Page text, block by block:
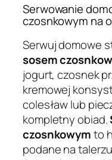
Serwowanie
czosnkowym na
Serwuj domowe
sosem
jogurt, czosnek
kremowej
colesław lub
kompletny obiad.
czosnkowymto
podane na